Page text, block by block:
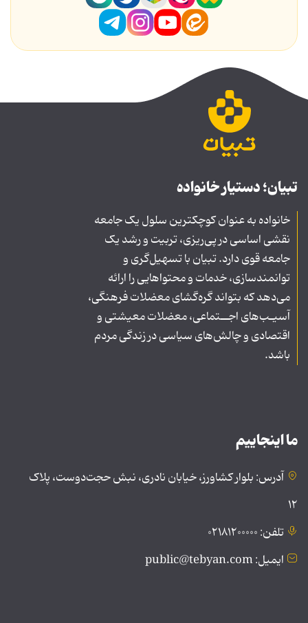
تبیان؛ دستیار خانواده
خانواده به عنوان کوچکترین سلول یک جامعه
نقشی اساسی در پی‌ریزی، تربیت و رشد یک
جامعه قوی دارد. تبیان با تسهیل‌گری و
توانمندسازی، خدمات و محتواهایی را ارائه
می‌دهد که بتواند گره‌گشای معضلات فرهنگی،
آسیـب‌های اجــتماعی، معضلات معیشتی و
اقتصادی و چالش‌های سیاسی در زندگی مردم
باشد.
ما اینجاییم
آدرس: بلوار کشاورز، خیابان نادری، نبش حجت‌دوست، پلاک
۱۲
تلفن: ۰۲۱۸۱۲۰۰۰۰۰
ایمیل: public@tebyan.com